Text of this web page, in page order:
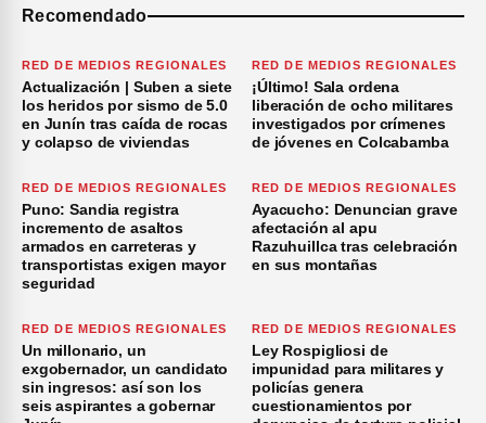
Recomendado
RED DE MEDIOS REGIONALES
Actualización | Suben a siete
los heridos por sismo de 5.0
en Junín tras caída de rocas
y colapso de viviendas
RED DE MEDIOS REGIONALES
¡Último! Sala ordena
liberación de ocho militares
investigados por crímenes
de jóvenes en Colcabamba
RED DE MEDIOS REGIONALES
Puno: Sandia registra
incremento de asaltos
armados en carreteras y
transportistas exigen mayor
seguridad
RED DE MEDIOS REGIONALES
Ayacucho: Denuncian grave
afectación al apu
Razuhuillca tras celebración
en sus montañas
RED DE MEDIOS REGIONALES
Un millonario, un
exgobernador, un candidato
sin ingresos: así son los
seis aspirantes a gobernar
RED DE MEDIOS REGIONALES
Ley Rospigliosi de
impunidad para militares y
policías genera
cuestionamientos por